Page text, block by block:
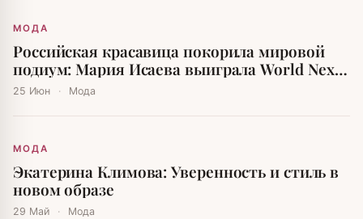
МОДА
Российская красавица покорила мировой
подиум: Мария Исаева выиграла World Next
Top Model
25 Июн · Мода
МОДА
Экатерина Климова: Уверенность и стиль в
новом образе
29 Май · Мода